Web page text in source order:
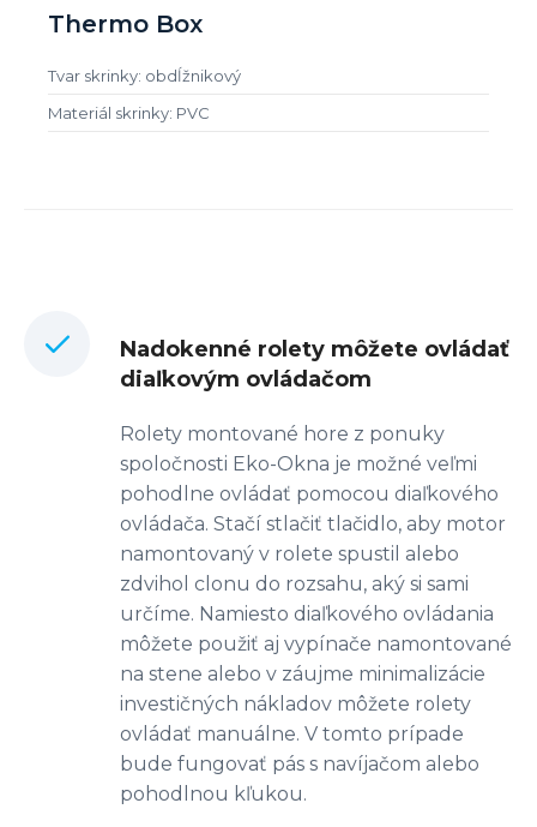
Thermo Box
Tvar skrinky: obdĺžnikový
Materiál skrinky: PVC
Nadokenné rolety môžete ovládať
diaľkovým ovládačom
Rolety montované hore z ponuky
spoločnosti Eko-Okna je možné veľmi
pohodlne ovládať pomocou diaľkového
ovládača. Stačí stlačiť tlačidlo, aby motor
namontovaný v rolete spustil alebo
zdvihol clonu do rozsahu, aký si sami
určíme. Namiesto diaľkového ovládania
môžete použiť aj vypínače namontované
na stene alebo v záujme minimalizácie
investičných nákladov môžete rolety
ovládať manuálne. V tomto prípade
bude fungovať pás s navíjačom alebo
pohodlnou kľukou.